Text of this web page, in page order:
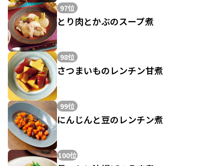
97位
とり肉とかぶのスープ煮
98位
さつまいものレンチン甘煮
99位
にんじんと豆のレンチン煮
100位